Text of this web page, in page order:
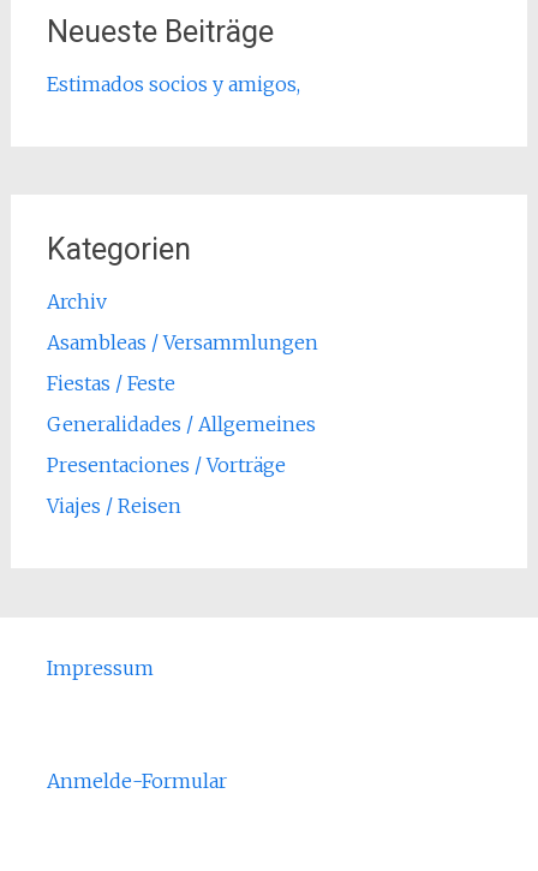
Neueste Beiträge
Estimados socios y amigos,
Kategorien
Archiv
Asambleas / Versammlungen
Fiestas / Feste
Generalidades / Allgemeines
Presentaciones / Vorträge
Viajes / Reisen
Impressum
Anmelde-Formular